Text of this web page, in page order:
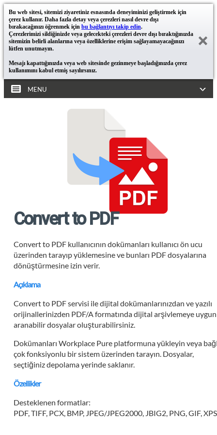
Bu web sitesi, sitemizi ziyaretiniz esnasında deneyiminizi geliştirmek için
çerez kullanır. Daha fazla detay veya çerezleri nasıl devre dışı
bırakacağınızı öğrenmek için bu bağlantıyı takip edin.
Çerezlerimizi sildiğinizde veya gelecekteki çerezleri devre dışı bıraktığınızda
sitemizin belirli alanlarına veya özelliklerine erişim sağlayamayacağınızı
lütfen unutmayın.
Mesajı kapattığınızda veya web sitesinde gezinmeye başladığınızda çerez
kullanımını kabul etmiş sayılırsınız.
MENU
Convert to PDF
Convert to PDF kullanıcının dokümanları kullanıcı ön ucu
üzerinden tarayıp yüklemesine ve bunları PDF dosyalarına
dönüştürmesine izin verir.
Açıklama
Convert to PDF servisi ile dijital dokümanlarınızdan ve yazılı
orijinallerinizden PDF/A formatında dijital arşivlemeye uygun
aranabilir dosyalar oluşturabilirsiniz.
Dokümanları Workplace Pure platformuna yükleyin veya
çok fonksiyonlu bir sistem üzerinden tarayın. Dosyalar,
seçtiğiniz depolama yerinde saklanır.
Özellikler
Desteklenen formatlar:
PDF, TIFF, PCX, BMP, JPEG/JPEG2000, JBIG2, PNG, GIF, XPS